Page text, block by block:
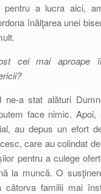
pentru a lucra aici,
înălţarea unei
cei mai aproape
a stat alături
face nimic.
au depus un efort
care au colindat
pentru a culege
la muncă. O
câtorva familii mai